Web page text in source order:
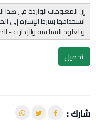
إن المعلومات الواردة في هذا
استخدامها بشرط الإشارة إلى
والعلوم السياسية والإدارية -
تحميل
شارك :